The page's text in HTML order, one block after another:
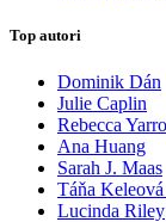
Top autori
Dominik Dán
Julie Caplin
Rebecca
Ana Huang
Sarah J. Maas
Táňa
Lucinda Riley